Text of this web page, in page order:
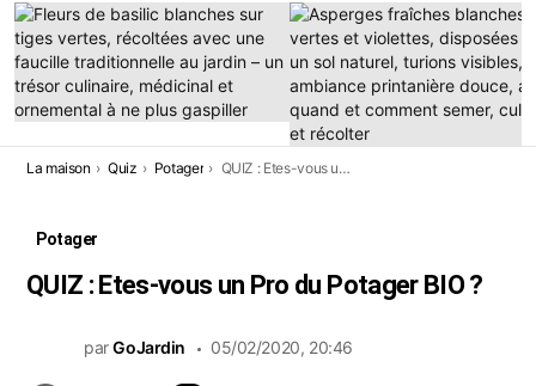
DERNIÈRES
HISTOIRES
Vous êtes ici:
La maison Quiz Potager QUIZ : Etes-vous un Pro du Potager BIO ?
Potager
QUIZ : Etes-vous un Pro du Potager BIO ?
par GoJardin 05/02/2020, 20:46